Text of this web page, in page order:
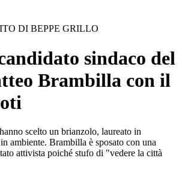
DI BEPPE GRILLO
sindaco del
Brambilla con il
scelto un brianzolo, laureato in
ambiente. Brambilla è sposato con una
attivista poiché stufo di "vedere la città